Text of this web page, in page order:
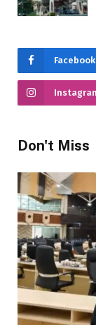
Facebook
Don't Miss